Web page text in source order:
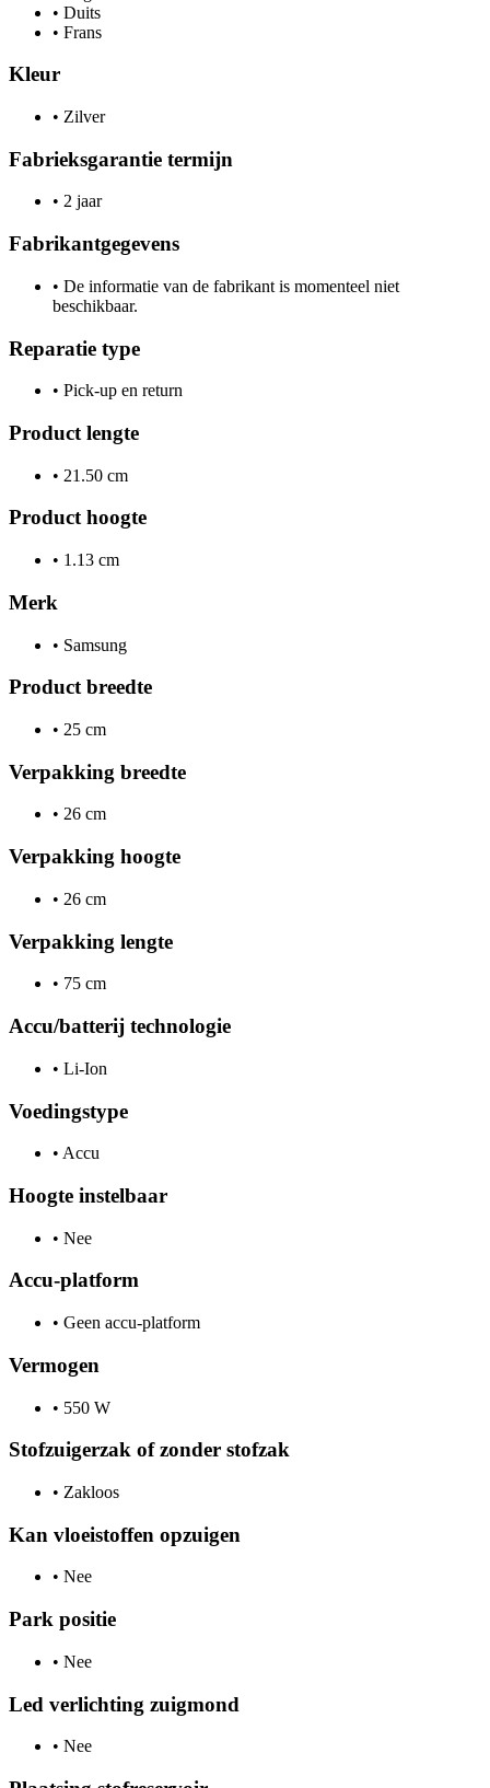
• Duits
• Frans
Kleur
• Zilver
Fabrieksgarantie termijn
• 2 jaar
Fabrikantgegevens
• De informatie van de fabrikant is momenteel niet
beschikbaar.
Reparatie type
• Pick-up en return
Product lengte
• 21.50 cm
Product hoogte
• 1.13 cm
Merk
• Samsung
Product breedte
• 25 cm
Verpakking breedte
• 26 cm
Verpakking hoogte
• 26 cm
Verpakking lengte
• 75 cm
Accu/batterij technologie
• Li-Ion
Voedingstype
• Accu
Hoogte instelbaar
• Nee
Accu-platform
• Geen accu-platform
Vermogen
• 550 W
Stofzuigerzak of zonder stofzak
• Zakloos
Kan vloeistoffen opzuigen
• Nee
Park positie
• Nee
Led verlichting zuigmond
• Nee